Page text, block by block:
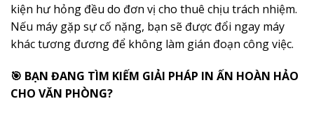
kiện hư hỏng đều do đơn vị cho thuê chịu trách nhiệm.
Nếu máy gặp sự cố nặng, bạn sẽ được đổi ngay máy
khác tương đương để không làm gián đoạn công việc.
🎯 BẠN ĐANG TÌM KIẾM GIẢI PHÁP IN ẤN HOÀN HẢO
CHO VĂN PHÒNG?